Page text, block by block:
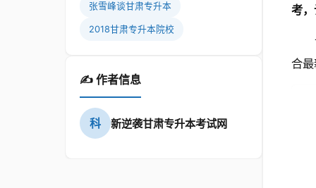
张雪峰谈甘肃专升本
2018甘肃专升本院校
✍️ 作者信息
科 新逆袭甘肃专升本考试网
考
合